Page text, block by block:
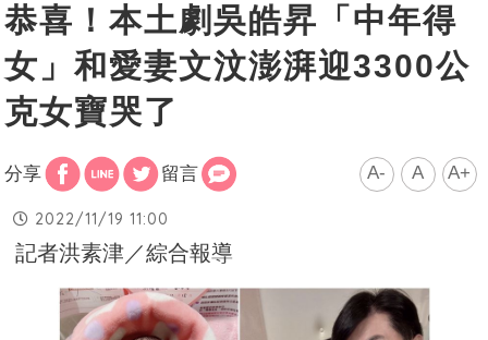
恭喜！本土劇吳皓昇「中年得
女」和愛妻文汶澎湃迎3300公
克女寶哭了
分享 留言 A- A A+
2022/11/19 11:00
記者洪素津／綜合報導